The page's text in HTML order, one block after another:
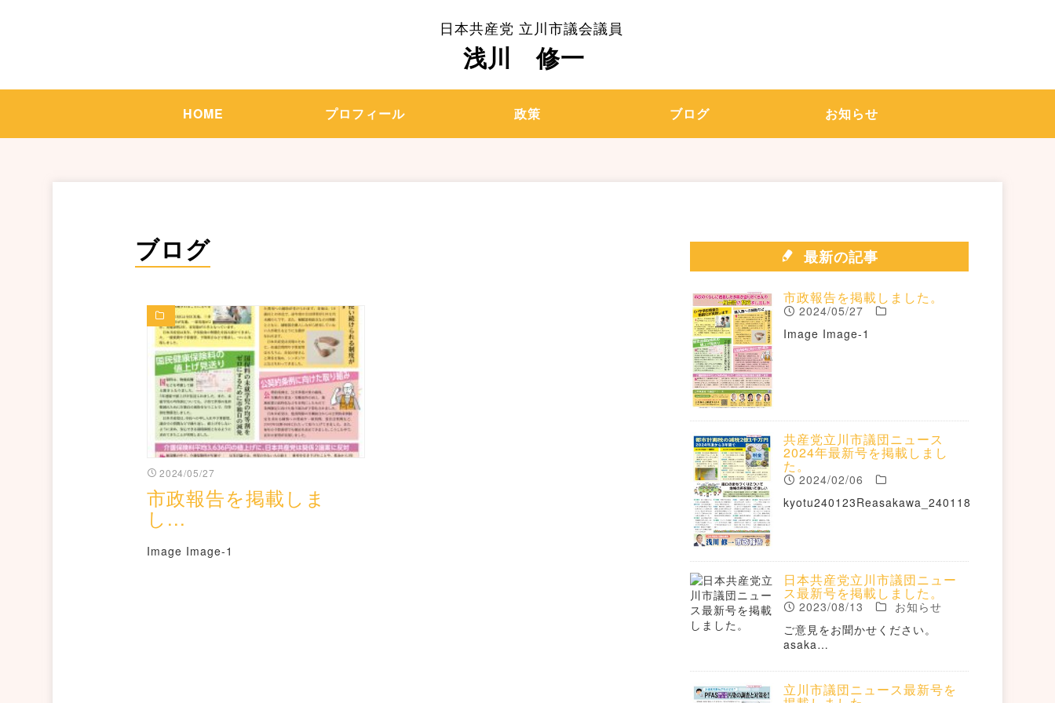
日本共産党 立川市議会議員
浅川 修一
HOME プロフィール 政策 ブログ お知らせ
ブログ
2024/05/27
市政報告を掲載しま
し...
Image Image-1
最新の記事
市政報告を掲載しました。
2024/05/27
Image Image-1
共産党立川市議団ニュース
2024年最新号を掲載しまし
た。
2024/02/06
kyotu240123Reasakawa_240118
日本共産党立川市議団ニュー
ス最新号を掲載しました。
2023/08/13
お知らせ
ご意見をお聞かせください。
asaka…
立川市議団ニュース最新号を